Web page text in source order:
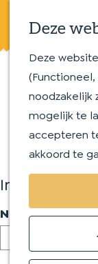
Deze
Deze
noodzakelijk
mogelijk te
accepteren
akkoord te
d
e
h
m
K
a
a
r
t
Informatie
Naam van de